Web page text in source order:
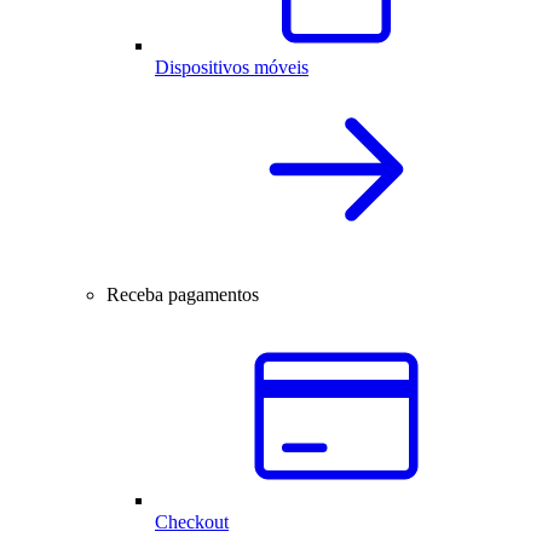
Dispositivos móveis
Receba pagamentos
Checkout